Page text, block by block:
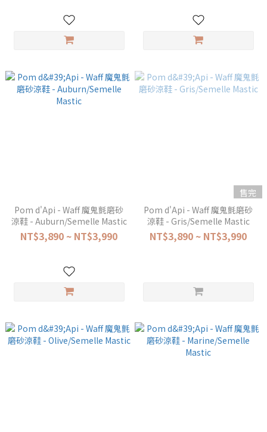
Pom d'Api - Waff 魔鬼氈磨砂
涼鞋 - Auburn/Semelle Mastic
NT$3,890 ~ NT$3,990
售完
Pom d'Api - Waff 魔鬼氈磨砂
涼鞋 - Gris/Semelle Mastic
NT$3,890 ~ NT$3,990